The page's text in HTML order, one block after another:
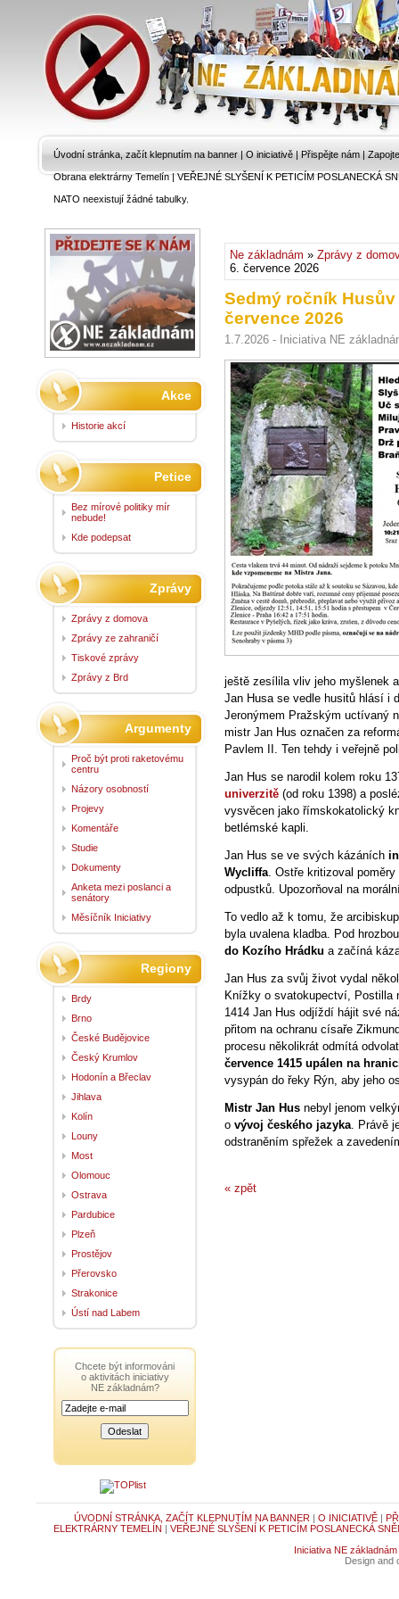
Úvodní stránka, začít klepnutím na banner | O iniciativě | Přispějte nám |
Obrana elektrárny Temelín|VEŘEJNÉ SLYŠENÍ K PETICÍM POSLANECKÁ
NATO neexistují žádné tabulky.
Ne základnám » Zprávy z
6. července 2026
Sedmý ročník
července 2026
1.7.2026 - Iniciativa NE
ještě zesílila vliv jeho myšlenek
Jan Husa se vedle husitů hlásí i
Jeronýmem Pražským uctívaný
mistr Jan Hus označen za
Pavlem II. Ten tehdy i veřejně
Jan Hus se narodil kolem roku
univerzitě (od roku 1398) a
vysvěcen jako římskokatolický
betlémské kapli.
Jan Hus se ve svých kázáních
Wycliffa. Ostře kritizoval
odpustků. Upozorňoval na
To vedlo až k tomu, že
byla uvalena kladba. Pod
do Kozího Hrádku a začíná
Jan Hus za svůj život vydal
Knížky o svatokupectví, Postilla
1414 Jan Hus odjíždí hájit své
přitom na ochranu císaře
procesu několikrát odmítá
července 1415 upálen na
vysypán do řeky Rýn, aby jeho
Mistr Jan Hus nebyl jenom
o vývoj českého jazyka. Právě
odstraněním spřežek a
« zpět
Akce
Historie akcí
Petice
Bez mírové politiky mír
nebude!
Kde podepsat
Zprávy
Zprávy z domova
Zprávy ze zahraničí
Tiskové zprávy
Zprávy z Brd
Argumenty
Proč být proti raketovému
centru
Názory osobností
Projevy
Komentáře
Studie
Dokumenty
Anketa mezi poslanci a
senátory
Měsíčník Iniciativy
Regiony
Brdy
Brno
České Budějovice
Český Krumlov
Hodonín a Břeclav
Jihlava
Kolín
Louny
Most
Olomouc
Ostrava
Pardubice
Plzeň
Prostějov
Přerovsko
Strakonice
Ústí nad Labem
Chcete být informováni
o aktivitách iniciativy
NE základnám?
ÚVODNÍ STRÁNKA, ZAČÍT KLEPNUTÍM NA BANNER | O INICIATIVĚ|
ELEKTRÁRNY TEMELÍN | VEŘEJNÉ SLYŠENÍ K PETICÍM POSLANECKÁ
Iniciativa NE základnám
Design and